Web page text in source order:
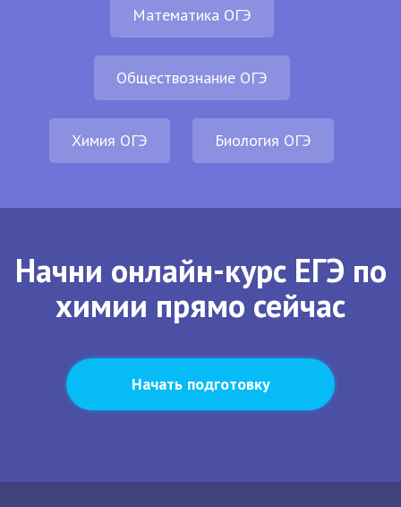
Математика ОГЭ
Обществознание ОГЭ
Химия ОГЭ Биология ОГЭ
Начни онлайн-курс ЕГЭ по
химии прямо сейчас
Начать подготовку